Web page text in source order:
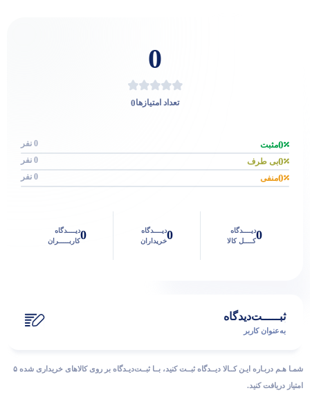
0
تعداد امتیازها0
0مثبت 0 نفر
0بی طرف 0 نفر
0منفی 0 نفر
0دیــــدگاه
کــــل کالا
0دیــــدگاه
خریداران
0دیــــدگاه
کاربـــــران
ثبـــــت‌دیدگاه
به‌عنوان کاربر
شمـا هـم دربـاره ایـن کــالا دیــدگاه ثبــت کنید، بــا ثبــت‌دیـدگاه بر روی کالاهای خریداری شده ۵
امتیاز دریافت کنید.